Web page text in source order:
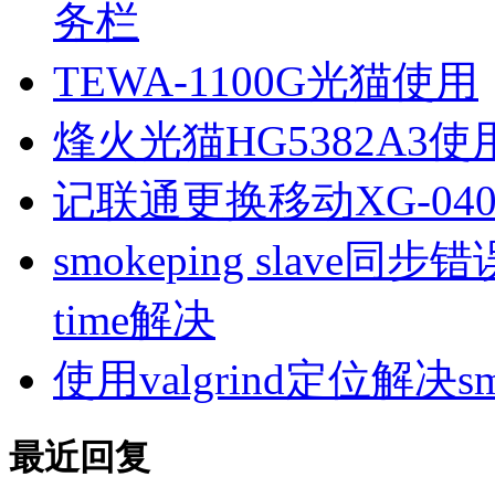
务栏
TEWA-1100G光猫使用
烽火光猫HG5382A3使
记联通更换移动XG-
smokeping slave同步错
time解决
使用valgrind定位解决
最近回复